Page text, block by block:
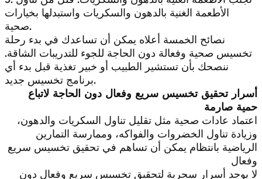
الأطعمة الغنية بالدهون والسكريات واستبدلها بخيارات
صحية.
نصائح الخمسة أعلاه يمكن أن تساعدك في بدء رحلة
تخسيس صحية وفعالة دون الحاجة للجوء للتدريبات الشاقة.
ننصحك بأن تستشير الطبيب أو خبير تغذية قبل بدء أي
برنامج تخسيس جديد.
أسرار تحقيق تخسيس سريع وفعال دون الحاجة لاتباع
حمية صارمة
اعتماد عادات صحية مثل تقليل تناول السكريات والدهون،
وزيادة تناول الخضروات والفواكه، وممارسة التمارين
الرياضية بانتظام يمكن أن تساهم في تحقيق تخسيس سريع
وفعال
لا يوجد أسرار سحرية لتحقيق تخسيس سريع وفعال دون